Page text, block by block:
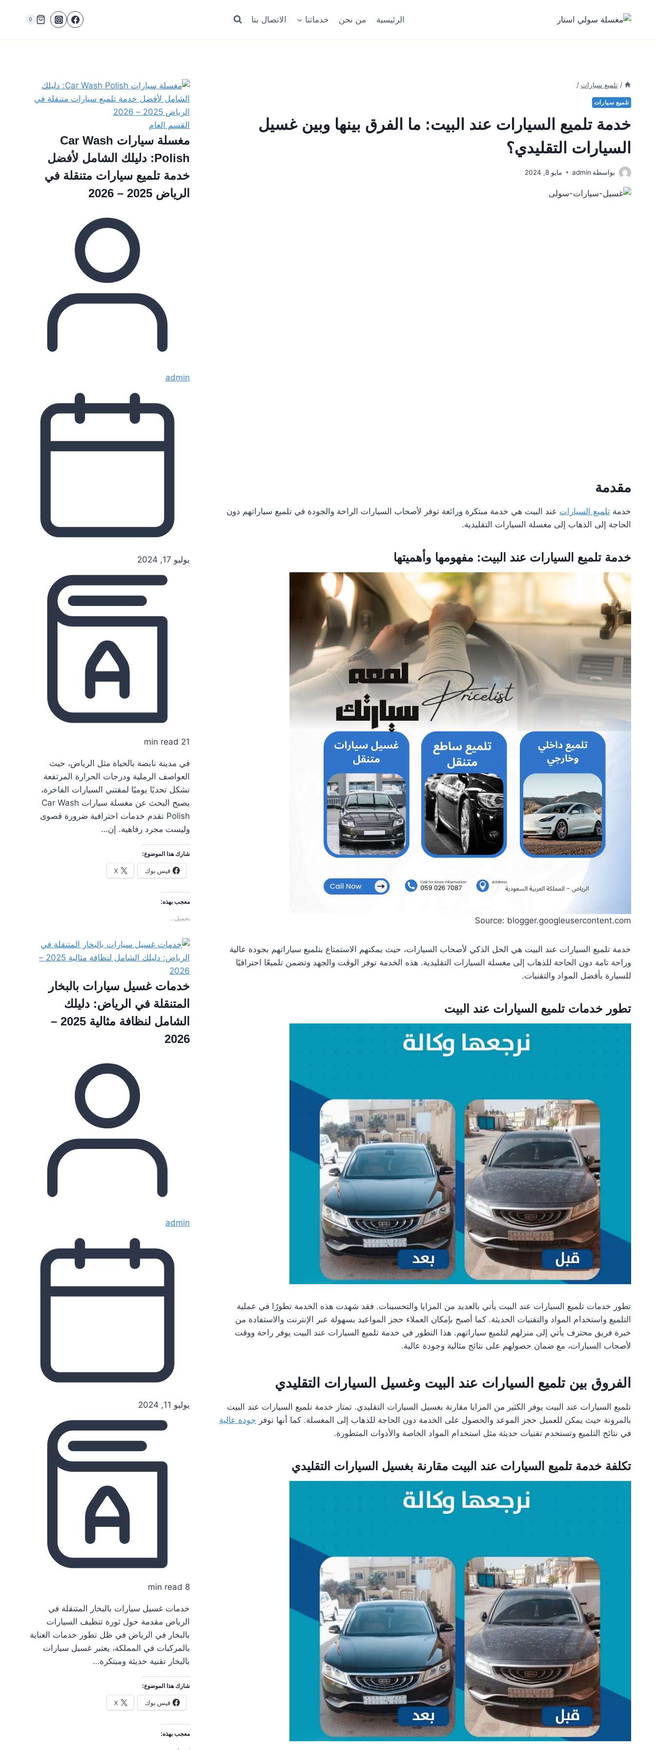
الرئيسية من نحن خدماتنا الاتصال بنا 0
/ تلميع سيارات /
تلميع سيارات
خدمة تلميع السيارات عند البيت: ما الفرق بينها وبين غسيل
السيارات التقليدي؟
بواسطة admin مايو 8, 2024
مقدمة
خدمةتلميع السيارات عند البيت هي خدمة مبتكرة ورائعة توفر لأصحاب السيارات الراحة والجودة في تلميع سياراتهم دون
الحاجة إلى الذهاب إلى مغسلة السيارات التقليدية.
خدمة تلميع السيارات عند البيت: مفهومها وأهميتها
Source: blogger.googleusercontent.com
خدمة تلميع السيارات عند البيت هي الحل الذكي لأصحاب السيارات، حيث يمكنهم الاستمتاع بتلميع سياراتهم بجودة عالية
وراحة تامة دون الحاجة للذهاب إلى مغسلة السيارات التقليدية. هذه الخدمة توفر الوقت والجهد وتضمن تلميعًا احترافيًا
للسيارة بأفضل المواد والتقنيات.
تطور خدمات تلميع السيارات عند البيت
تطور خدمات تلميع السيارات عند البيت يأتي بالعديد من المزايا والتحسينات. فقد شهدت هذه الخدمة تطورًا في عملية
التلميع واستخدام المواد والتقنيات الحديثة. كما أصبح بإمكان العملاء حجز المواعيد بسهولة عبر الإنترنت والاستفادة من
خبرة فريق محترف يأتي إلى منزلهم لتلميع سياراتهم. هذا التطور في خدمة تلميع السيارات عند البيت يوفر راحة ووقت
لأصحاب السيارات، مع ضمان حصولهم على نتائج مثالية وجودة عالية.
الفروق بين تلميع السيارات عند البيت وغسيل السيارات التقليدي
تلميع السيارات عند البيت يوفر الكثير من المزايا مقارنة بغسيل السيارات التقليدي. تمتاز خدمة تلميع السيارات عند البيت
بالمرونة حيث يمكن للعميل حجز الموعد والحصول على الخدمة دون الحاجة للذهاب إلى المغسلة. كما أنها توفر جودة عالية
في نتائج التلميع وتستخدم تقنيات حديثة مثل استخدام المواد الخاصة والأدوات المتطورة.
تكلفة خدمة تلميع السيارات عند البيت مقارنة بغسيل السيارات التقليدي
القسم العام
مغسلة سيارات Car Wash
Polish: دليلك الشامل لأفضل
خدمة تلميع سيارات متنقلة في
الرياض 2025 – 2026
admin
يوليو 17, 2024
21 min read
في مدينة نابضة بالحياة مثل الرياض، حيث
العواصف الرملية ودرجات الحرارة المرتفعة
تشكل تحديًا يوميًا لمقتني السيارات الفاخرة،
يصبح البحث عن مغسلة سيارات Car Wash
Polish تقدم خدمات احترافية ضرورة قصوى
وليست مجرد رفاهية. إن…
شارك هذا الموضوع:
فيس بوك X
معجب بهذه:
تحميل...
خدمات غسيل سيارات بالبخار
المتنقلة في الرياض: دليلك
الشامل لنظافة مثالية 2025 –
2026
admin
يوليو 11, 2024
8 min read
خدمات غسيل سيارات بالبخار المتنقلة في
الرياض مقدمة حول ثورة تنظيف السيارات
بالبخار في الرياض في ظل تطور خدمات العناية
بالمركبات في المملكة، يعتبر غسيل سيارات
بالبخار تقنية حديثة ومبتكرة…
شارك هذا الموضوع:
فيس بوك X
معجب بهذه: